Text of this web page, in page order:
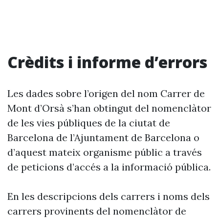
Crèdits i informe d’errors
Les dades sobre l’origen del nom Carrer de
Mont d’Orsà s’han obtingut del nomenclàtor
de les vies públiques de la ciutat de
Barcelona de l’Ajuntament de Barcelona o
d’aquest mateix organisme públic a través
de peticions d’accés a la informació pública.
En les descripcions dels carrers i noms dels
carrers provinents del nomenclàtor de